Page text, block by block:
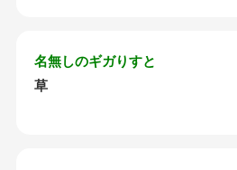
名無しのギガりすと
草